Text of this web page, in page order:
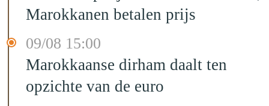
Marokkanen betalen prijs
09/08 15:00
Marokkaanse dirham daalt ten
opzichte van de euro